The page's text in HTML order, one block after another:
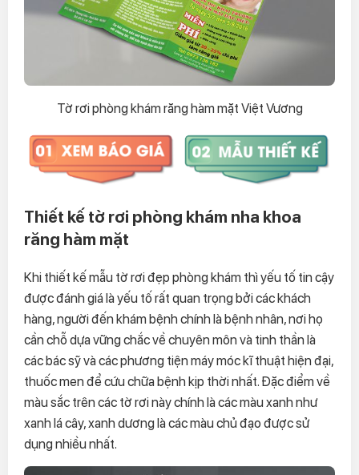
Tờ rơi phòng khám răng hàm mặt Việt Vương
Thiết kế tờ rơi phòng khám nha khoa
răng hàm mặt
Khi thiết kế mẫu tờ rơi đẹp phòng khám thì yếu tố tin cậy
được đánh giá là yếu tố rất quan trọng bởi các khách
hàng, người đến khám bệnh chính là bệnh nhân, nơi họ
cần chỗ dựa vững chắc về chuyên môn và tinh thần là
các bác sỹ và các phương tiện máy móc kĩ thuật hiện đại,
thuốc men để cứu chữa bệnh kịp thời nhất. Đặc điểm về
màu sắc trên các tờ rơi này chính là các màu xanh như
xanh lá cây, xanh dương là các màu chủ đạo được sử
dụng nhiều nhất.